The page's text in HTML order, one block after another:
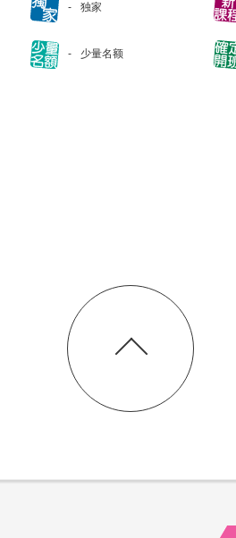
独家
少量名额